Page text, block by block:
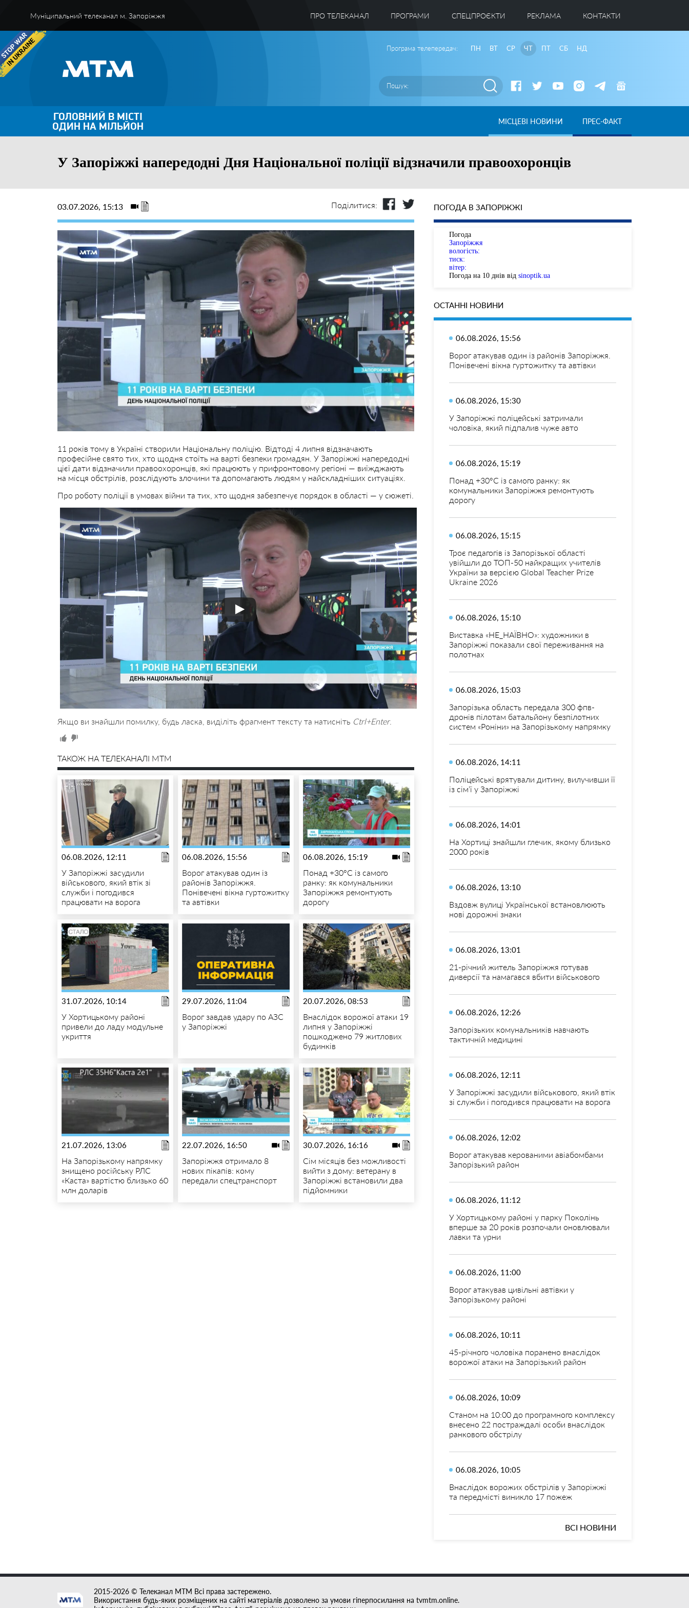
Муніципальний телеканал м. Запоріжжя ПРО ТЕЛЕКАНАЛ ПРОГРАМИ CПЕЦПРОЄКТИ РЕКЛАМА КОНТАКТИ
Програма телепередач: ПН ВТ СР ЧТ ПТ СБ НД
ГОЛОВНИЙ В МІСТІ
ОДИН НА МІЛЬЙОН МІСЦЕВІ НОВИНИ ПРЕС-ФАКТ
У Запоріжжі напередодні Дня Національної поліції відзначили правоохоронців
03.07.2026, 15:13 Поділитися:
11 років тому в Україні створили Національну поліцію. Відтоді 4 липня відзначають
професійне свято тих, хто щодня стоїть на варті безпеки громадян. У Запоріжжі напередодні
цієї дати відзначили правоохоронців, які працюють у прифронтовому регіоні — виїжджають
на місця обстрілів, розслідують злочини та допомагають людям у найскладніших ситуаціях.
Про роботу поліції в умовах війни та тих, хто щодня забезпечує порядок в області — у сюжеті.
Якщо ви знайшли помилку, будь ласка, виділіть фрагмент тексту та натисніть Ctrl+Enter.
ТАКОЖ НА ТЕЛЕКАНАЛІ MTM
06.08.2026, 12:11
У Запоріжжі засудили
військового, який втік зі
служби і погодився
працювати на ворога
06.08.2026, 15:56
Ворог атакував один із
районів Запоріжжя.
Понівечені вікна гуртожитку
та автівки
06.08.2026, 15:19
Понад +30°C із самого
ранку: як комунальники
Запоріжжя ремонтують
дорогу
31.07.2026, 10:14
У Хортицькому районі
привели до ладу модульне
укриття
29.07.2026, 11:04
Ворог завдав удару по АЗС
у Запоріжжі
20.07.2026, 08:53
Внаслідок ворожої атаки 19
липня у Запоріжжі
пошкоджено 79 житлових
будинків
21.07.2026, 13:06
На Запорізькому напрямку
знищено російську РЛС
«Каста» вартістю близько 60
млн доларів
22.07.2026, 16:50
Запоріжжя отримало 8
нових пікапів: кому
передали спецтранспорт
30.07.2026, 16:16
Сім місяців без можливості
вийти з дому: ветерану в
Запоріжжі встановили два
підйомники
ПОГОДА В ЗАПОРІЖЖІ
Погода
Запоріжжя
вологість:
тиск:
вітер:
Погода на 10 днів від sinoptik.ua
ОСТАННІ НОВИНИ
06.08.2026, 15:56
Ворог атакував один із районів Запоріжжя.
Понівечені вікна гуртожитку та автівки
06.08.2026, 15:30
У Запоріжжі поліцейські затримали
чоловіка, який підпалив чуже авто
06.08.2026, 15:19
Понад +30°C із самого ранку: як
комунальники Запоріжжя ремонтують
дорогу
06.08.2026, 15:15
Троє педагогів із Запорізької області
увійшли до ТОП-50 найкращих учителів
України за версією Global Teacher Prize
Ukraine 2026
06.08.2026, 15:10
Виставка «НЕ_НАЇВНО»: художники в
Запоріжжі показали свої переживання на
полотнах
06.08.2026, 15:03
Запорізька область передала 300 фпв-
дронів пілотам батальйону безпілотних
систем «Роніни» на Запорізькому напрямку
06.08.2026, 14:11
Поліцейські врятували дитину, вилучивши її
із сім’ї у Запоріжжі
06.08.2026, 14:01
На Хортиці знайшли глечик, якому близько
2000 років
06.08.2026, 13:10
Вздовж вулиці Української встановлюють
нові дорожні знаки
06.08.2026, 13:01
21-річний житель Запоріжжя готував
диверсії та намагався вбити військового
06.08.2026, 12:26
Запорізьких комунальників навчають
тактичній медицині
06.08.2026, 12:11
У Запоріжжі засудили військового, який втік
зі служби і погодився працювати на ворога
06.08.2026, 12:02
Ворог атакував керованими авіабомбами
Запорізький район
06.08.2026, 11:12
У Хортицькому районі у парку Поколінь
вперше за 20 років розпочали оновлювали
лавки та урни
06.08.2026, 11:00
Ворог атакував цивільні автівки у
Запорізькому районі
06.08.2026, 10:11
45-річного чоловіка поранено внаслідок
ворожої атаки на Запорізький район
06.08.2026, 10:09
Станом на 10:00 до програмного комплексу
внесено 22 постраждалі особи внаслідок
ранкового обстрілу
06.08.2026, 10:05
Внаслідок ворожих обстрілів у Запоріжжі
та передмісті виникло 17 пожеж
ВСІ НОВИНИ
2015-2026 © Телеканал MTM Всі права застережено.
Використання будь-яких розміщених на сайті матеріалів дозволено за умови гіперпосилання на tvmtm.online.